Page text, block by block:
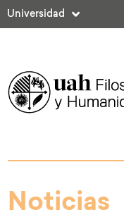
Universidad
Noticias